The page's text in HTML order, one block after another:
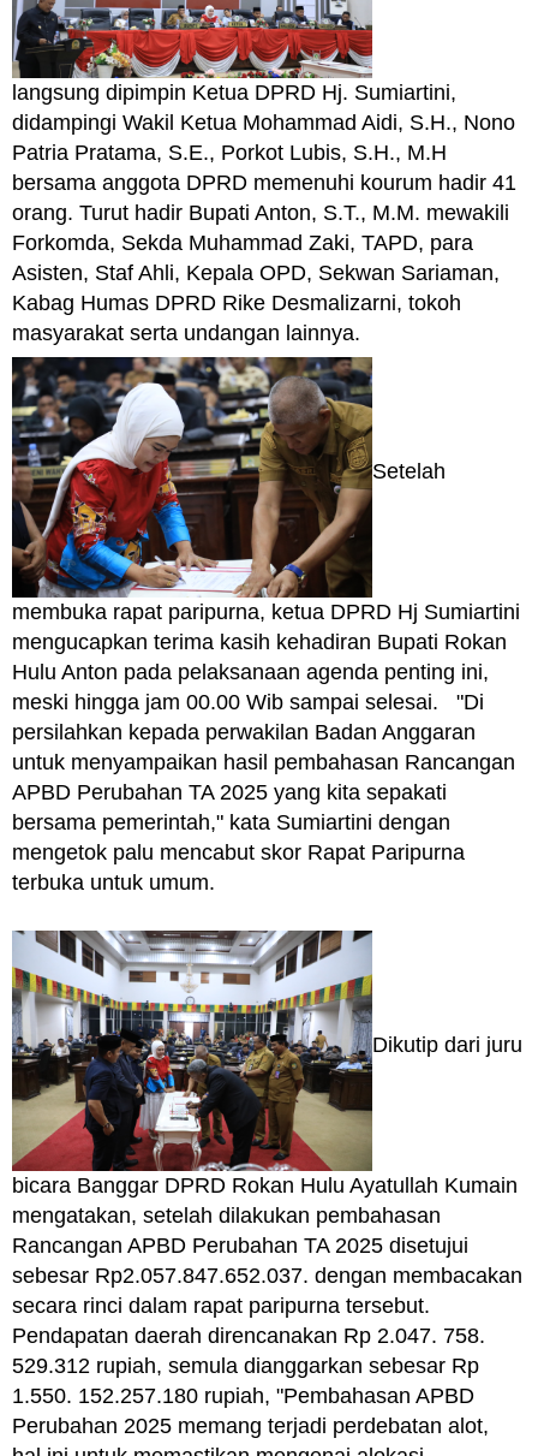
langsung dipimpin Ketua DPRD Hj. Sumiartini,
didampingi Wakil Ketua Mohammad Aidi, S.H., Nono
Patria Pratama, S.E., Porkot Lubis, S.H., M.H
bersama anggota DPRD memenuhi kourum hadir 41
orang. Turut hadir Bupati Anton, S.T., M.M. mewakili
Forkomda, Sekda Muhammad Zaki, TAPD, para
Asisten, Staf Ahli, Kepala OPD, Sekwan Sariaman,
Kabag Humas DPRD Rike Desmalizarni, tokoh
masyarakat serta undangan lainnya.
Setelah
membuka rapat paripurna, ketua DPRD Hj Sumiartini
mengucapkan terima kasih kehadiran Bupati Rokan
Hulu Anton pada pelaksanaan agenda penting ini,
meski hingga jam 00.00 Wib sampai selesai. "Di
persilahkan kepada perwakilan Badan Anggaran
untuk menyampaikan hasil pembahasan Rancangan
APBD Perubahan TA 2025 yang kita sepakati
bersama pemerintah," kata Sumiartini dengan
mengetok palu mencabut skor Rapat Paripurna
terbuka untuk umum.
Dikutip dari juru
bicara Banggar DPRD Rokan Hulu Ayatullah Kumain
mengatakan, setelah dilakukan pembahasan
Rancangan APBD Perubahan TA 2025 disetujui
sebesar Rp2.057.847.652.037. dengan membacakan
secara rinci dalam rapat paripurna tersebut.
Pendapatan daerah direncanakan Rp 2.047. 758.
529.312 rupiah, semula dianggarkan sebesar Rp
1.550. 152.257.180 rupiah, "Pembahasan APBD
Perubahan 2025 memang terjadi perdebatan alot,